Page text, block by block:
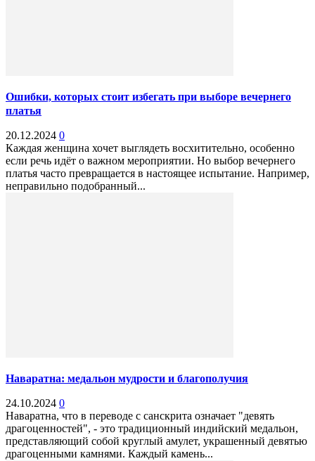
Ошибки, которых стоит избегать при выборе вечернего
платья
20.12.2024 0
Каждая женщина хочет выглядеть восхитительно, особенно
если речь идёт о важном мероприятии. Но выбор вечернего
платья часто превращается в настоящее испытание. Например,
неправильно подобранный...
Наваратна: медальон мудрости и благополучия
24.10.2024 0
Наваратна, что в переводе с санскрита означает "девять
драгоценностей", - это традиционный индийский медальон,
представляющий собой круглый амулет, украшенный девятью
драгоценными камнями. Каждый камень...